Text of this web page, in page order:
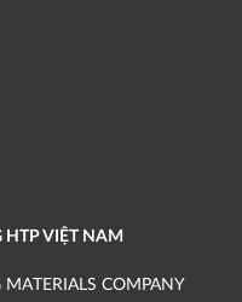
HTP VIỆT NAM
COMPANY